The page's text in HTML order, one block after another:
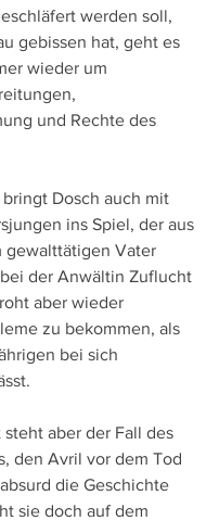
werden soll,
gebissen hat, geht es
wieder um
und Rechte des
bringt Dosch auch mit
ins Spiel, der aus
gewalttätigen Vater
der Anwältin Zuflucht
aber wieder
zu bekommen, als
bei sich
aber der Fall des
den Avril vor dem Tod
die Geschichte
sie doch auf dem